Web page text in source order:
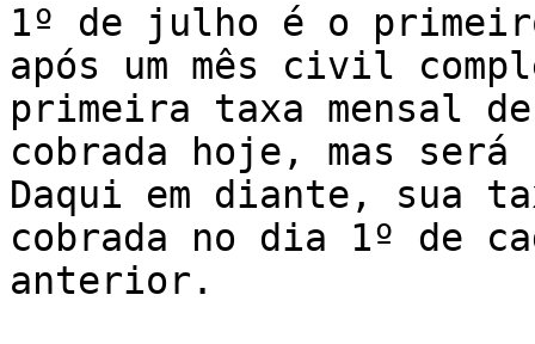
1º de julho é o
após um mês civil
primeira taxa mensal
cobrada hoje, mas será
Daqui em diante, sua
cobrada no dia 1º de
anterior.